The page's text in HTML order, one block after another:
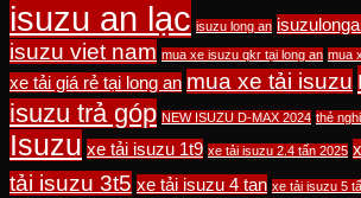
isuzu an lạc isuzu long an
isuzu viet nam mua xe isuzu qkr tại long an mua
xe tải giá rẻ tại long an mua xe tải isuzu
isuzu trả góp NEW ISUZU D-MAX 2024 thẻ
Isuzu xe tải isuzu 1t9 xe tải isuzu 2.4 tấn 2025
tải isuzu 3t5 xe tải isuzu 4 tan xe tải isuzu 5